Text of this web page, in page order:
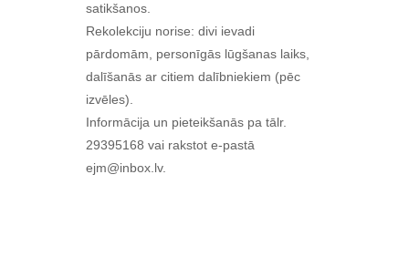
satikšanos.
Rekolekciju norise: divi ievadi
pārdomām, personīgās lūgšanas laiks,
dalīšanās ar citiem dalībniekiem (pēc
izvēles).
Informācija un pieteikšanās pa tālr.
29395168 vai rakstot e-pastā
ejm@inbox.lv.